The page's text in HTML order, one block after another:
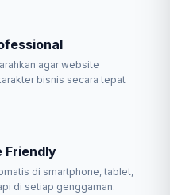
agar website
bisnis secara tepat
Friendly
di smartphone, tablet,
di setiap genggaman.